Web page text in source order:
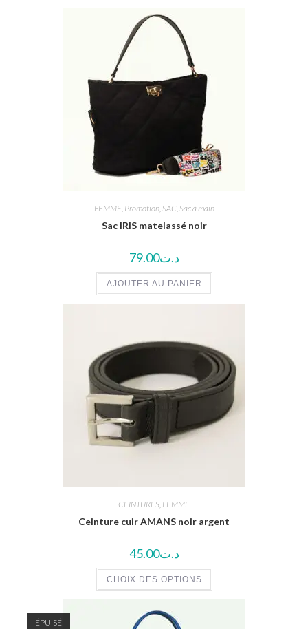
FEMME, Promotion, SAC, Sac à main
Sac IRIS matelassé noir
د.ت79.00
AJOUTER AU PANIER
CEINTURES FEMME
Ceinture cuir AMANS noir argent
د.ت45.00
CHOIX DES OPTIONS
ÉPUISÉ